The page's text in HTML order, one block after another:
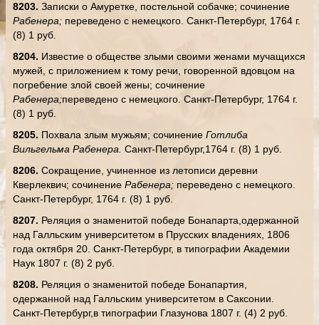
8203. Записки о Амуретке, постельной собачке; сочинение
Рабенера; переведено с немецкого. Санкт-Петербург, 1764 г.
(8) 1 руб.
8204. Известие о обществе злыми своими женами мучащихся
мужей, с приложением к тому речи, говоренной вдовцом на
погребение злой своей жены; сочинение
Рабенера;переведено с немецкого. Санкт-Петербург, 1764 г.
(8) 1 руб.
8205. Похвала злым мужьям; сочинение Готлиба
Вильгельма Рабенера. Санкт-Петербург,1764 г. (8) 1 руб.
8206. Сокращение, учиненное из летописи деревни
Кверлеквич; сочинение Рабенера; переведено с немецкого.
Санкт-Петербург, 1764 г. (8) 1 руб.
8207. Реляция о знаменитой победе Бонапарта,одержанной
над Галльским университетом в Прусских владениях, 1806
года октября 20. Санкт-Петербург, в типографии Академии
Наук 1807 г. (8) 2 руб.
8208. Реляция о знаменитой победе Бонапартия,
одержанной над Галльским университетом в Саксонии.
Санкт-Петербург,в типографии Глазунова 1807 г. (4) 2 руб.